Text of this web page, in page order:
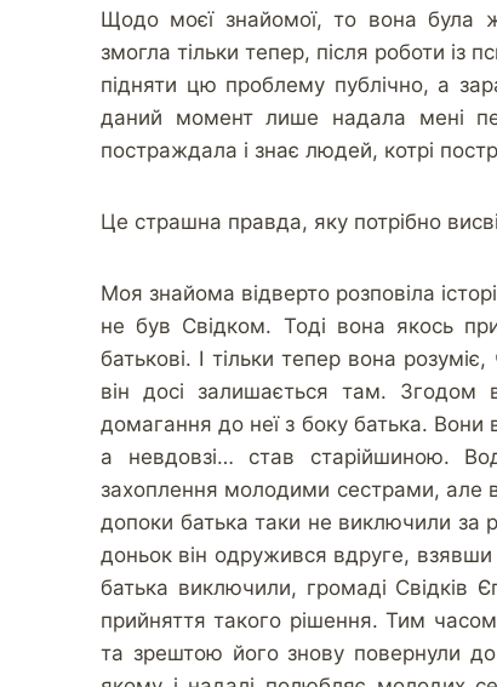
Щодо моєї знайомої, то вона була
змогла тільки тепер, після роботи
підняти цю проблему публічно, а
даний момент лише надала мені
постраждала і знає людей, котрі
Це страшна правда, яку потрібно
Моя знайома відверто розповіла
не був Свідком. Тоді вона якось
батькові. І тільки тепер вона
він досі залишається там. Згодом
домагання до неї з боку батька. Вони
а невдовзі… став старійшиною.
захоплення молодими сестрами, але
допоки батька таки не виключили за
доньок він одружився вдруге,
батька виключили, громаді Свідків
прийняття такого рішення. Тим
та зрештою його знову повернули до